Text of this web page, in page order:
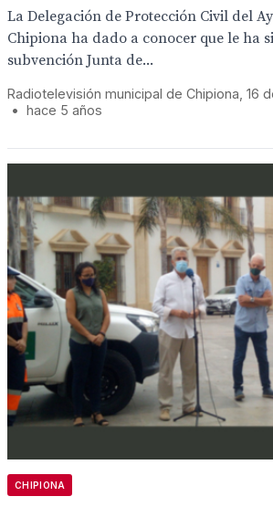
La Delegación de Protección Civil del
Chipiona ha dado a conocer que le ha
subvención Junta de...
Radiotelevisión municipal de Chipiona, 16
• hace 5 años
CHIPIONA